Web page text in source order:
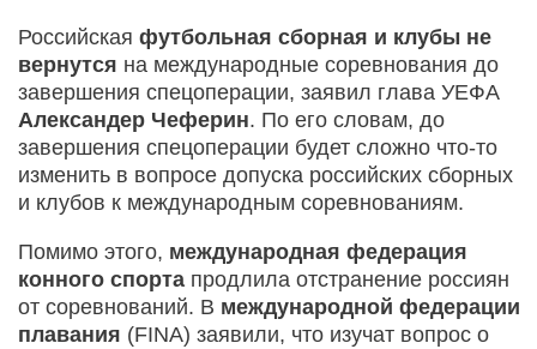
Российская футбольная сборная и клубы не
вернутся на международные соревнования до
завершения спецоперации, заявил глава УЕФА
Александер Чеферин. По его словам, до
завершения спецоперации будет сложно что-то
изменить в вопросе допуска российских сборных
и клубов к международным соревнованиям.
Помимо этого, международная федерация
конного спорта продлила отстранение россиян
от соревнований. В международной федерации
плавания (FINA) заявили, что изучат вопрос о